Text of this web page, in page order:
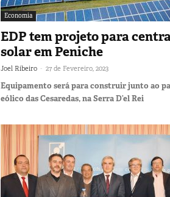
Economia
EDP tem projeto para
solar em Peniche
Joel Ribeiro - 27 de Fevereiro, 2023
Equipamento será para construir junto ao
eólico das Cesaredas, na Serra D’el Rei